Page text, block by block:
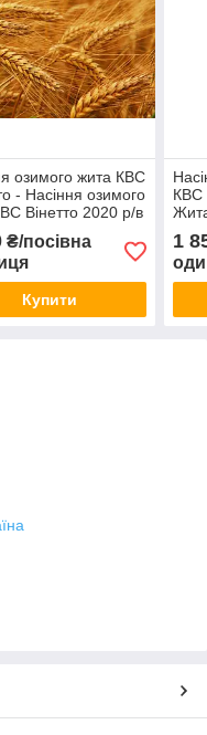
озимого жита КВС
- Насіння озимого
Вінетто 2020 р/в
₴/посівна
Купити
КВС
1